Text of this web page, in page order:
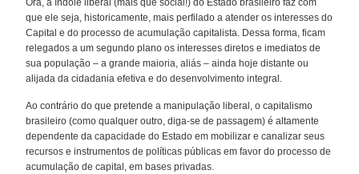
Ora, a índole liberal (mais que social!) do Estado brasileiro faz com
que ele seja, historicamente, mais perfilado a atender os interesses do
Capital e do processo de acumulação capitalista. Dessa forma, ficam
relegados a um segundo plano os interesses diretos e imediatos de
sua população – a grande maioria, aliás – ainda hoje distante ou
alijada da cidadania efetiva e do desenvolvimento integral.
Ao contrário do que pretende a manipulação liberal, o capitalismo
brasileiro (como qualquer outro, diga-se de passagem) é altamente
dependente da capacidade do Estado em mobilizar e canalizar seus
recursos e instrumentos de políticas públicas em favor do processo de
acumulação de capital, em bases privadas.